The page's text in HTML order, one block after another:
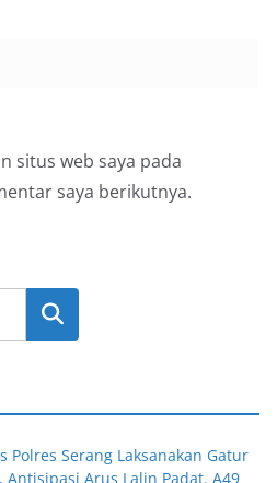
situs web saya pada
saya berikutnya.
Cari
Polres Serang Laksanakan Gatur
Antisipasi Arus Lalin Padat. A49